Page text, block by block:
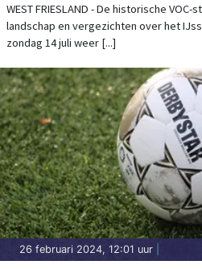
WEST FRIESLAND - De historische
landschap en vergezichten over het
zondag 14 juli weer [...]
26 februari 2024, 12:01 uur